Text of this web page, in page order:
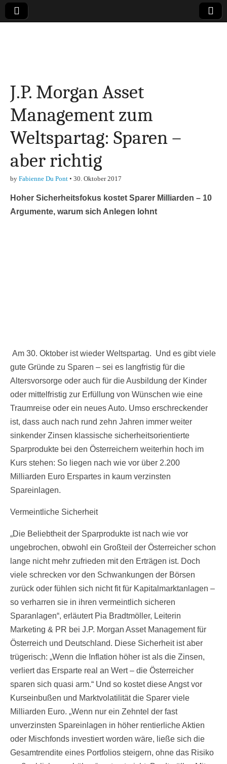
Finanzen,
Marketing-, Vertrieb-
& Investment-Tipps
J.P. Morgan Asset
Management zum
Weltspartag: Sparen –
aber richtig
by Fabienne Du Pont • 30. Oktober 2017
Hoher Sicherheitsfokus kostet Sparer Milliarden – 10
Argumente, warum sich Anlegen lohnt
Am 30. Oktober ist wieder Weltspartag. Und es gibt viele
gute Gründe zu Sparen – sei es langfristig für die
Altersvorsorge oder auch für die Ausbildung der Kinder
oder mittelfristig zur Erfüllung von Wünschen wie eine
Traumreise oder ein neues Auto. Umso erschreckender
ist, dass auch nach rund zehn Jahren immer weiter
sinkender Zinsen klassische sicherheitsorientierte
Sparprodukte bei den Österreichern weiterhin hoch im
Kurs stehen: So liegen nach wie vor über 2.200
Milliarden Euro Erspartes in kaum verzinsten
Spareinlagen.
Vermeintliche Sicherheit
„Die Beliebtheit der Sparprodukte ist nach wie vor
ungebrochen, obwohl ein Großteil der Österreicher schon
lange nicht mehr zufrieden mit den Erträgen ist. Doch
viele schrecken vor den Schwankungen der Börsen
zurück oder fühlen sich nicht fit für Kapitalmarktanlagen –
so verharren sie in ihren vermeintlich sicheren
Sparanlagen“, erläutert Pia Bradtmöller, Leiterin
Marketing & PR bei J.P. Morgan Asset Management für
Österreich und Deutschland. Diese Sicherheit ist aber
trügerisch: „Wenn die Inflation höher ist als die Zinsen,
verliert das Ersparte real an Wert – die Österreicher
sparen sich quasi arm.“ Und so kostet diese Angst vor
Kurseinbußen und Marktvolatilität die Sparer viele
Milliarden Euro. „Wenn nur ein Zehntel der fast
unverzinsten Spareinlagen in höher rentierliche Aktien
oder Mischfonds investiert worden wäre, ließe sich die
Gesamtrendite eines Portfolios steigern, ohne das Risiko